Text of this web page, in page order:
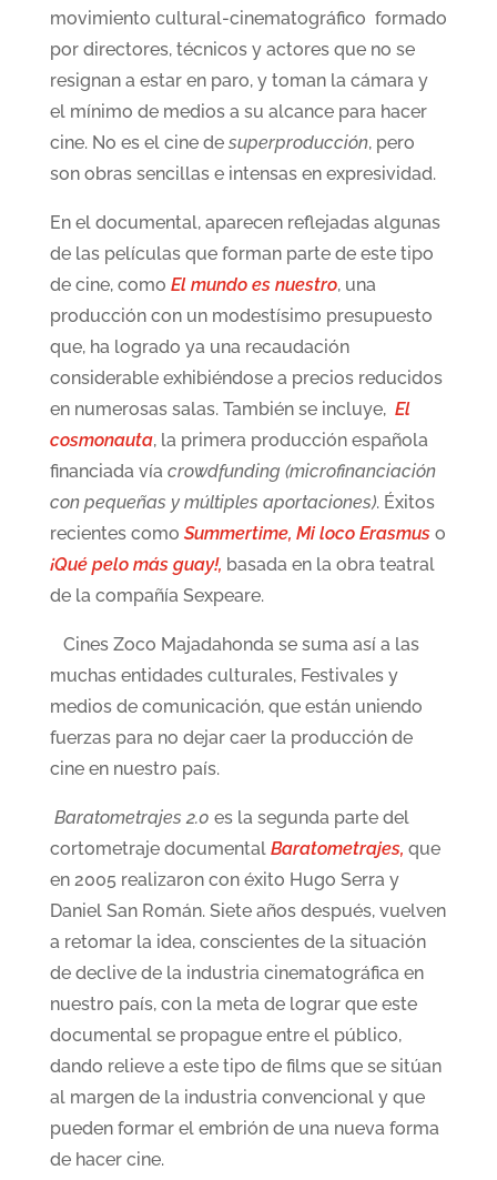
movimiento cultural-cinematográfico formado
por directores, técnicos y actores que no se
resignan a estar en paro, y toman la cámara y
el mínimo de medios a su alcance para hacer
cine. No es el cine de superproducción, pero
son obras sencillas e intensas en expresividad.
En el documental, aparecen reflejadas algunas
de las películas que forman parte de este tipo
de cine, como El mundo es nuestro, una
producción con un modestísimo presupuesto
que, ha logrado ya una recaudación
considerable exhibiéndose a precios reducidos
en numerosas salas. También se incluye, El
cosmonauta, la primera producción española
financiada vía crowdfunding (microfinanciación
con pequeñas y múltiples aportaciones). Éxitos
recientes como Summertime, Mi loco Erasmuso
¡Qué pelo más guay!, basada en la obra teatral
de la compañía Sexpeare.
Cines Zoco Majadahonda se suma así a las
muchas entidades culturales, Festivales y
medios de comunicación, que están uniendo
fuerzas para no dejar caer la producción de
cine en nuestro país.
Baratometrajes 2.0 es la segunda parte del
cortometraje documental Baratometrajes, que
en 2005 realizaron con éxito Hugo Serra y
Daniel San Román. Siete años después, vuelven
a retomar la idea, conscientes de la situación
de declive de la industria cinematográfica en
nuestro país, con la meta de lograr que este
documental se propague entre el público,
dando relieve a este tipo de films que se sitúan
al margen de la industria convencional y que
pueden formar el embrión de una nueva forma
de hacer cine.